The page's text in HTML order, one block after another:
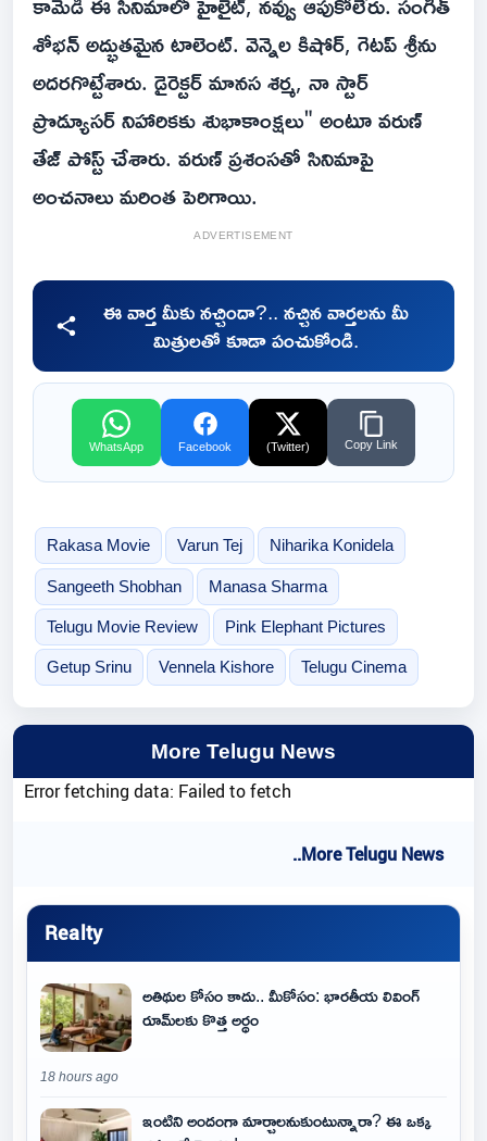
శోభన్ అద్భుతమైన టాలెంట్. వెన్నెల కిషోర్, గెటప్ శ్రీను
అదరగొట్టేశారు. డైరెక్టర్ మానస శర్మ, నా స్టార్
ప్రొడ్యూసర్ నిహారికకు శుభాకాంక్షలు" అంటూ వరుణ్
తేజ్ పోస్ట్ చేశారు. వరుణ్ ప్రశంసతో సినిమాపై
అంచనాలు మరింత పెరిగాయి.
ADVERTISEMENT
ఈ వార్త మీకు నచ్చిందా?.. నచ్చిన వార్తలను మీ
మిత్రులతో కూడా పంచుకోండి.
WhatsApp Facebook (Twitter) Copy Link
Rakasa Movie Varun Tej Niharika Konidela
Sangeeth Shobhan Manasa Sharma
Telugu Movie Review Pink Elephant Pictures
Getup Srinu Vennela Kishore Telugu Cinema
More Telugu News
Error fetching data: Failed to fetch
..More Telugu News
Realty
అతిథుల కోసం కాదు.. మీకోసం: భారతీయ లివింగ్
రూమ్‌లకు కొత్త అర్థం
18 hours ago
ఇంటిని అందంగా మార్చాలనుకుంటున్నారా? ఈ ఒక్క